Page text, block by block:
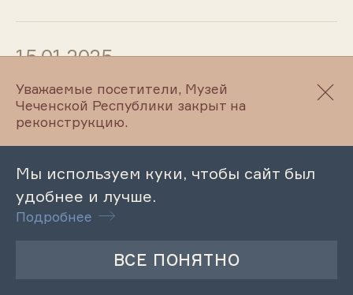
15.01.2025
Обзорная экскурсия по
Литературному музею
М.Ю.Лермонтова
15.01.2025
Обзорная экскурсия по
Литературному музею
Уважаемые посетители, Музей
Чеченской Республики закрыт на
реконструкцию.
Мы используем куки, чтобы сайт был
удобнее и лучше.
Подробнее